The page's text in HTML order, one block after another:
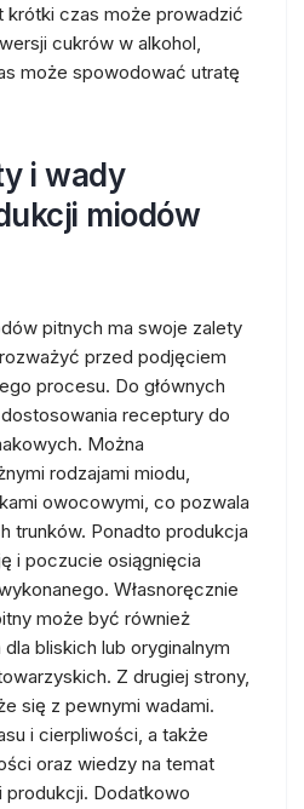
czas może prowadzić
cukrów w alkohol,
może spowodować utratę
i wady
miodów
pitnych ma swoje zalety
przed podjęciem
procesu. Do głównych
receptury do
Można
rodzajami miodu,
owocowymi, co pozwala
trunków. Ponadto produkcja
i poczucie osiągnięcia
Własnoręcznie
może być również
bliskich lub oryginalnym
Z drugiej strony,
się z pewnymi wadami.
i cierpliwości, a także
oraz wiedzy na temat
Dodatkowo